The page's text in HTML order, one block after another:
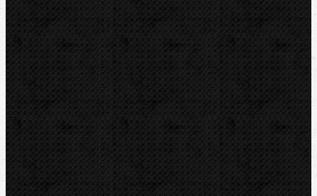
Tlakové pumpy
Čističky kanalizace
Odvápňovací systémy
Klimatizační technika